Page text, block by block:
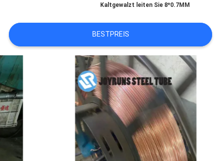
SIE
EIN
ZITAT
SEITENVERZEICHNIS
DATENSCHUTZ-
BESTIMMUNGEN
Kaltgewalzt leiten Sie 8*0.7MM
BESTPREIS